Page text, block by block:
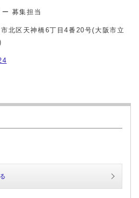
募集担当
北区天神橋6丁目4番20号(大阪市立